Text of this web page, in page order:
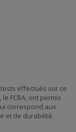
tests effectués sur ce
FCBA, ont permis
correspond aux
et de durabilité.